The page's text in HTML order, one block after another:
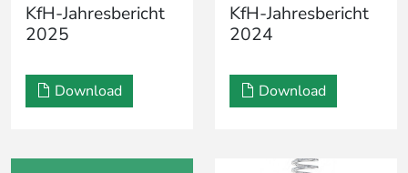
KfH-Jahresbericht
2025
Download
KfH-Jahresbericht
2024
Download